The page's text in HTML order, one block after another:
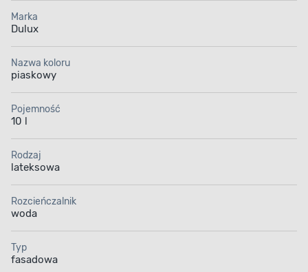
Marka
Dulux
Nazwa koloru
piaskowy
Pojemność
10 l
Rodzaj
lateksowa
Rozcieńczalnik
woda
Typ
fasadowa